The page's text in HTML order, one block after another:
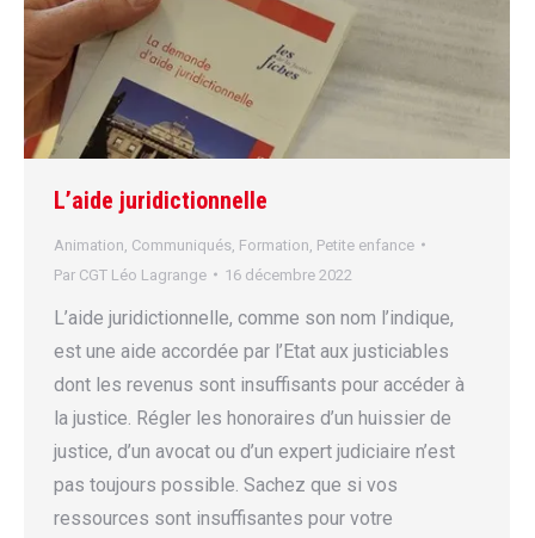
L’aide juridictionnelle
Animation Communiqués Formation Petite enfance
Par CGT Léo Lagrange 16 décembre 2022
L’aide juridictionnelle, comme son nom l’indique,
est une aide accordée par l’Etat aux justiciables
dont les revenus sont insuffisants pour accéder à
la justice. Régler les honoraires d’un huissier de
justice, d’un avocat ou d’un expert judiciaire n’est
pas toujours possible. Sachez que si vos
ressources sont insuffisantes pour votre